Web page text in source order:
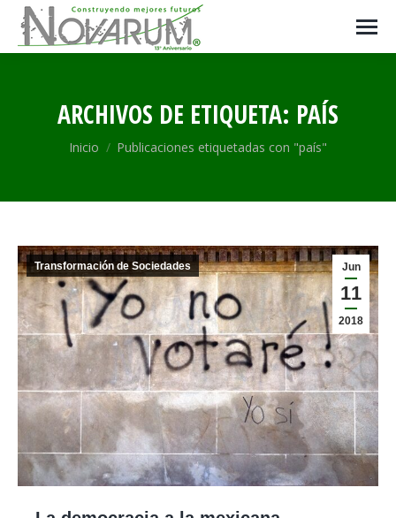
ARCHIVOS DE ETIQUETA: PAÍS
Estás aquí:
Inicio Publicaciones etiquetadas con "país"
Jun
11
2018
Transformación de Sociedades